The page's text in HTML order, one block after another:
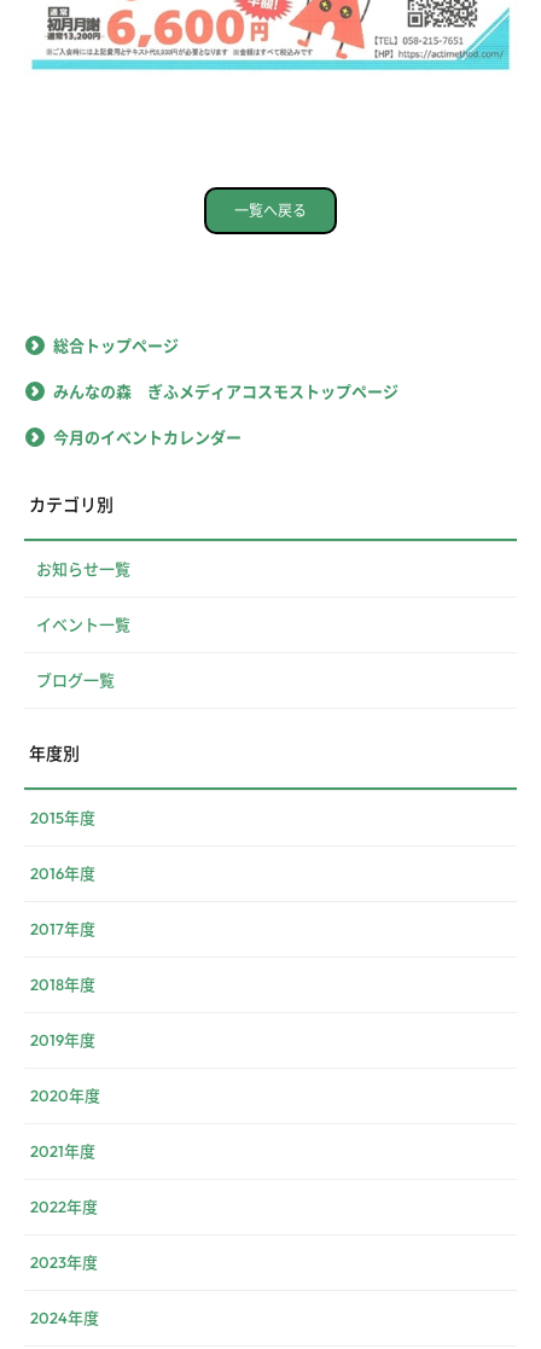
一覧へ戻る
総合トップページ
みんなの森 ぎふメディアコスモストップページ
今月のイベントカレンダー
カテゴリ別
お知らせ一覧
イベント一覧
ブログ一覧
年度別
2015年度
2016年度
2017年度
2018年度
2019年度
2020年度
2021年度
2022年度
2023年度
2024年度